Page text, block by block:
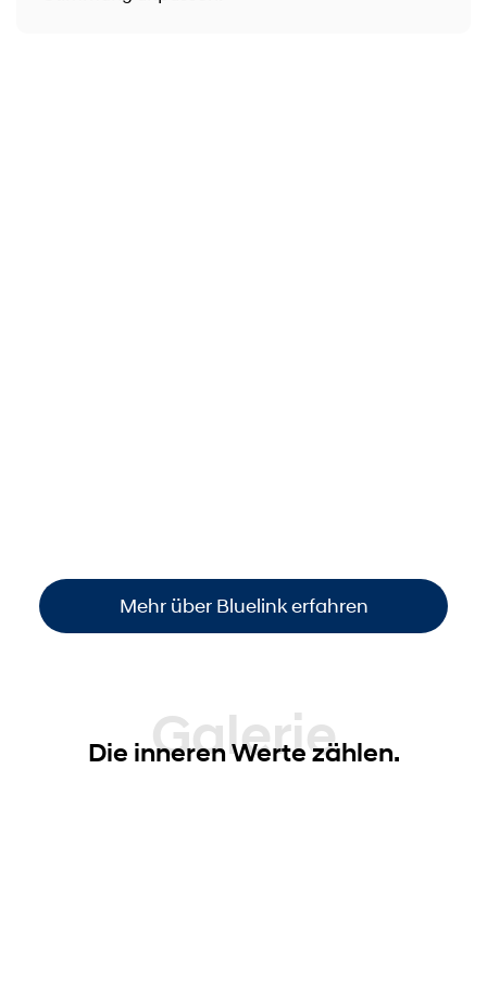
Mehr über Bluelink erfahren
Galerie
Die inneren Werte zählen.